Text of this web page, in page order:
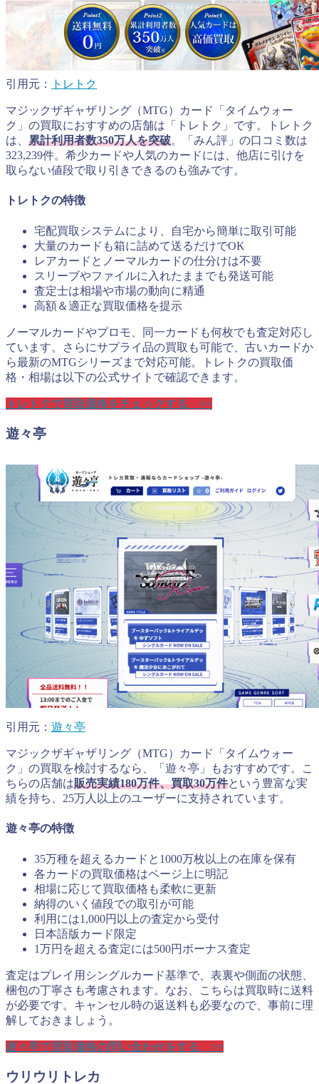
引用元： トレトク
マジックザギャザリング（MTG）カード「タイムウォー
ク」の買取におすすめの店舗は「トレトク」です。トレトク
は、 累計利用者数350万人を突破。「みん評」の口コミ数は
323,239件。希少カードや人気のカードには、他店に引けを
取らない値段で取り引きできるのも強みです。
トレトクの特徴
宅配買取システムにより、自宅から簡単に取引可能
大量のカードも箱に詰めて送るだけでOK
レアカードとノーマルカードの仕分けは不要
スリーブやファイルに入れたままでも発送可能
査定士は相場や市場の動向に精通
高額＆適正な買取価格を提示
ノーマルカードやプロモ、同一カードも何枚でも査定対応し
ています。さらにサプライ品の買取も可能で、古いカードか
ら最新のMTGシリーズまで対応可能。トレトクの買取価
格・相場は以下の公式サイトで確認できます。
トレトクで買取価格をチェックする >>
遊々亭
引用元： 遊々亭
マジックザギャザリング（MTG）カード「タイムウォー
ク」の買取を検討するなら、「遊々亭」もおすすめです。こ
ちらの店舗は販売実績180万件、買取30万件という豊富な実
績を持ち、25万人以上のユーザーに支持されています。
遊々亭の特徴
35万種を超えるカードと1000万枚以上の在庫を保有
各カードの買取価格はページ上に明記
相場に応じて買取価格も柔軟に更新
納得のいく値段での取引が可能
利用には1,000円以上の査定から受付
日本語版カード限定
1万円を超える査定には500円ボーナス査定
査定はプレイ用シングルカード基準で、表裏や側面の状態、
梱包の丁寧さも考慮されます。なお、こちらは買取時に送料
が必要です。キャンセル時の返送料も必要なので、事前に理
解しておきましょう。
遊々亭で買取価格の問い合わせをする >>
ウリウリトレカ